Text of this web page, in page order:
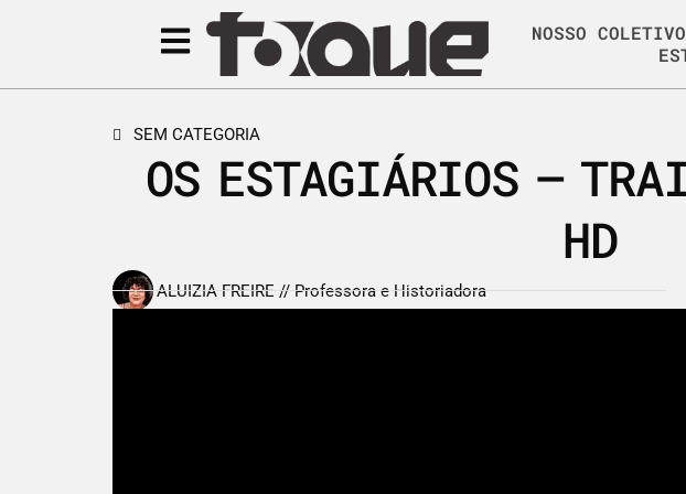
NOSSO COLETIVO
SEM CATEGORIA
OS ESTAGIÁRIOS –
HD
ALUIZIA FREIRE // Professora e Historiadora